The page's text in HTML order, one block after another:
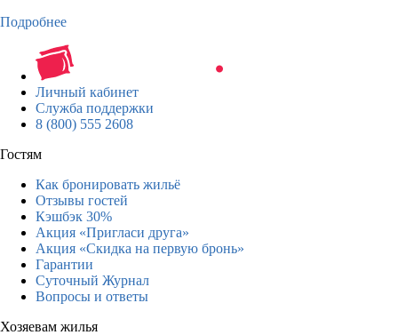
Подробнее
Личный кабинет
Служба поддержки
8 (800) 555 2608
Гостям
Как бронировать жильё
Отзывы гостей
Кэшбэк 30%
Акция «Пригласи друга»
Акция «Скидка на первую бронь»
Гарантии
Суточный Журнал
Вопросы и ответы
Хозяевам жилья